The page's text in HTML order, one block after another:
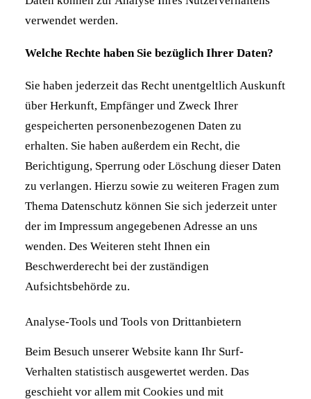
verwendet werden.
Welche Rechte haben Sie bezüglich Ihrer Daten?
Sie haben jederzeit das Recht unentgeltlich Auskunft
über Herkunft, Empfänger und Zweck Ihrer
gespeicherten personenbezogenen Daten zu
erhalten. Sie haben außerdem ein Recht, die
Berichtigung, Sperrung oder Löschung dieser Daten
zu verlangen. Hierzu sowie zu weiteren Fragen zum
Thema Datenschutz können Sie sich jederzeit unter
der im Impressum angegebenen Adresse an uns
wenden. Des Weiteren steht Ihnen ein
Beschwerderecht bei der zuständigen
Aufsichtsbehörde zu.
Analyse-Tools und Tools von Drittanbietern
Beim Besuch unserer Website kann Ihr Surf-
Verhalten statistisch ausgewertet werden. Das
geschieht vor allem mit Cookies und mit